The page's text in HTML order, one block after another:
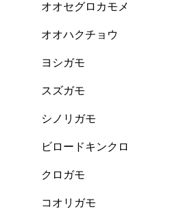
オオセグロカモメ
オオハクチョウ
ヨシガモ
スズガモ
シノリガモ
ビロードキンクロ
クロガモ
コオリガモ